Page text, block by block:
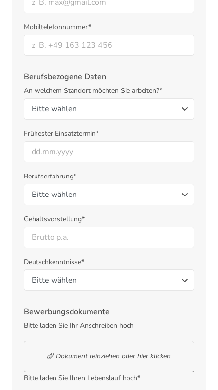
Mobiltelefonnummer*
Berufsbezogene Daten
An welchem Standort möchten Sie arbeiten?*
Frühester Einsatztermin*
Berufserfahrung*
Gehaltsvorstellung*
Deutschkenntnisse*
Bewerbungsdokumente
Bitte laden Sie Ihr Anschreiben hoch
Dokument reinziehen oder hier klicken
Bitte laden Sie Ihren Lebenslauf hoch*